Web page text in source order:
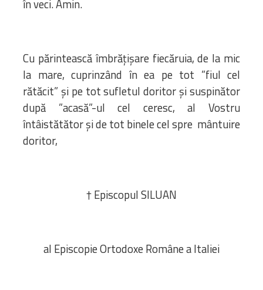
în veci. Amin.
Cu părintească îmbrățișare fiecăruia, de la mic
la mare, cuprinzând în ea pe tot ”fiul cel
rătăcit” și pe tot sufletul doritor și suspinător
după ”acasă”-ul cel ceresc, al Vostru
întâistătător și de tot binele cel spre mântuire
doritor,
† Episcopul SILUAN
al Episcopie Ortodoxe Române a Italiei